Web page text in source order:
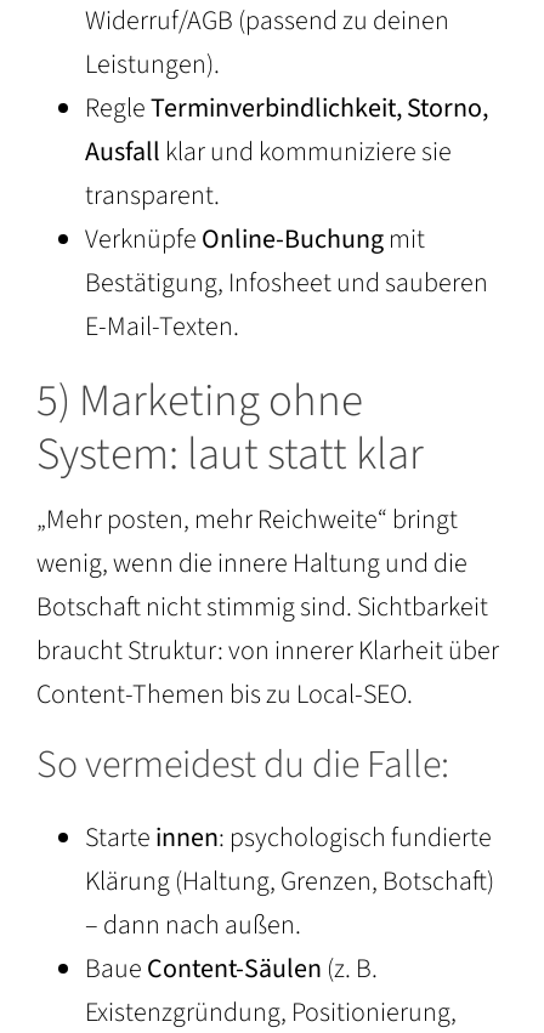
Widerruf/AGB (passend zu deinen
Leistungen).
RegleTerminverbindlichkeit, Storno,
Ausfall klar und kommuniziere sie
transparent.
VerknüpfeOnline-Buchungmit
Bestätigung, Infosheet und sauberen
E-Mail-Texten.
5) Marketing ohne
System: laut statt klar
„Mehr posten, mehr Reichweite“ bringt
wenig, wenn die innere Haltung und die
Botschaft nicht stimmig sind. Sichtbarkeit
braucht Struktur: von innerer Klarheit über
Content-Themen bis zu Local-SEO.
So vermeidest du die Falle:
Starteinnen: psychologisch fundierte
Klärung (Haltung, Grenzen, Botschaft)
– dann nach außen.
BaueContent-Säulen (z. B.
Existenzgründung, Positionierung,